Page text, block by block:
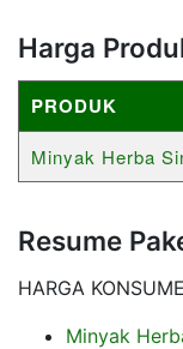
Harga
PRODUK
Minyak Herba
Resume
HARGA
Minyak